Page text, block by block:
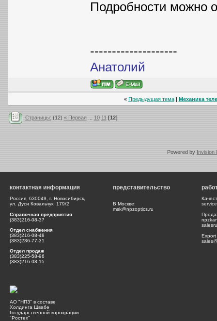
Подробности можно
--------------------
Анатолий
« Предыдущая тема| Механика
Страницы: (12) « Первая... 10 11 [12]
Powered by Invision
контактная информация
Россия, 630049, г. Новосибирск,
ул. Дуси Ковальчук, 179/2
Справочная предприятия
(383)216-08-37
Отдел снабжения
(383)216-08-48
(383)236-77-31
Отдел продаж
(383)225-58-96
(383)216-08-15
представительство
В Москве:
msk@npzoptics.ru
АО "НПЗ" в составе
Холдинга Швабе
Государственной корпорации
"Ростех"